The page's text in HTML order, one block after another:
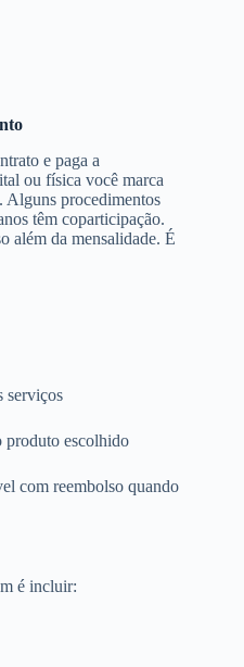
e paga a
ou física você marca
Alguns procedimentos
têm coparticipação.
além da mensalidade. É
serviços
produto escolhido
com reembolso quando
é incluir: